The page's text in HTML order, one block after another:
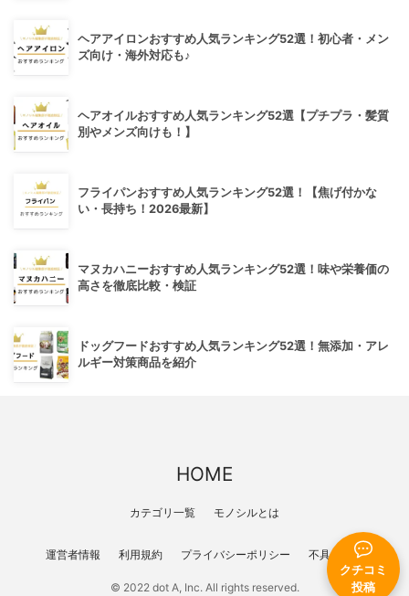
クチコミ
投稿
ヘアアイロンおすすめ人気ランキング52選！初心者・メン
ズ向け・海外対応も♪
ヘアオイルおすすめ人気ランキング52選【プチプラ・髪質
別やメンズ向けも！】
フライパンおすすめ人気ランキング52選！【焦げ付かな
い・長持ち！2026最新】
マヌカハニーおすすめ人気ランキング52選！味や栄養価の
高さを徹底比較・検証
ドッグフードおすすめ人気ランキング52選！無添加・アレ
ルギー対策商品を紹介
HOME
カテゴリ一覧 モノシルとは
運営者情報 利用規約 プライバシーポリシー 不具合報告
© 2022 dot A, Inc. All rights reserved.